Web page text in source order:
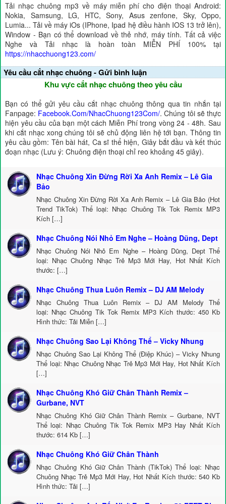
Tải nhạc chuông mp3 về máy miễn phí cho điện thoại Android:
Nokia, Samsung, LG, HTC, Sony, Asus zenfone, Sky, Oppo,
Lumia... Tải về máy iOs (IPhone, Ipad hệ điều hành IOS 13 trở lên),
Window - Bạn có thể download về thẻ nhớ, máy tính. Tất cả việc
Nghe và Tải nhạc là hoàn toàn MIỄN PHÍ 100% tại
https://nhacchuong123.com/
Yêu cầu cắt nhạc chuông - Gửi bình luận
Khu vực cắt nhạc chuông theo yêu cầu
Bạn có thể gửi yêu cầu cắt nhạc chuông thông qua tin nhắn tại
Fanpage: Facebook.Com/NhacChuong123Com/. Chúng tôi sẽ thực
hiện yêu cầu của bạn một cách Miễn Phí trong vòng 24 - 48h. Sau
khi cắt nhạc xong chúng tôi sẽ chủ động liên hệ tới bạn. Thông tin
yêu cầu gồm: Tên bài hát, Ca sĩ thể hiện, Giây bắt đầu và kết thúc
đoạn nhạc (Lưu ý: Chuông điện thoại chỉ reo khoảng 45 giây).
Nhạc Chuông Xin Đừng Rời Xa Anh Remix – Lê Gia
Bảo
Nhạc Chuông Xin Đừng Rời Xa Anh Remix – Lê Gia Bảo (Hot
Trend TikTok) Thể loại: Nhạc Chuông Tik Tok Remix MP3
Kích […]
Nhạc Chuông Nói Nhỏ Em Nghe – Hoàng Dũng, Dept
Nhạc Chuông Nói Nhỏ Em Nghe – Hoàng Dũng, Dept Thể
loại: Nhạc Chuông Nhạc Trẻ Mp3 Mới Hay, Hot Nhất Kích
thước: […]
Nhạc Chuông Thua Luôn Remix – DJ AM Melody
Nhạc Chuông Thua Luôn Remix – DJ AM Melody Thể
loại: Nhạc Chuông Tik Tok Remix MP3 Kích thước: 450 Kb
Hình thức: Tải Miễn […]
Nhạc Chuông Sao Lại Không Thể – Vicky Nhung
Nhạc Chuông Sao Lại Không Thể (Điệp Khúc) – Vicky Nhung
Thể loại: Nhạc Chuông Nhạc Trẻ Mp3 Mới Hay, Hot Nhất Kích
[…]
Nhạc Chuông Khó Giữ Chân Thành Remix –
Gurbane, NVT
Nhạc Chuông Khó Giữ Chân Thành Remix – Gurbane, NVT
Thể loại: Nhạc Chuông Tik Tok Remix MP3 Hay Nhất Kích
thước: 614 Kb […]
Nhạc Chuông Khó Giữ Chân Thành
Nhạc Chuông Khó Giữ Chân Thành (TikTok) Thể loại: Nhạc
Chuông Nhạc Trẻ Mp3 Mới Hay, Hot Nhất Kích thước: 540 Kb
Hình thức: Tải […]